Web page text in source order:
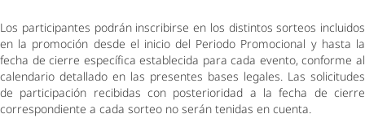
Los participantes podrán inscribirse en los distintos sorteos incluidos
en la promoción desde el inicio del Periodo Promocional y hasta la
fecha de cierre específica establecida para cada evento, conforme al
calendario detallado en las presentes bases legales. Las solicitudes
de participación recibidas con posterioridad a la fecha de cierre
correspondiente a cada sorteo no serán tenidas en cuenta.